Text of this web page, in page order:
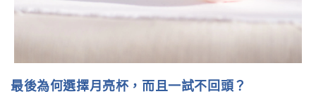
最後為何選擇月亮杯，而且一試不回頭？